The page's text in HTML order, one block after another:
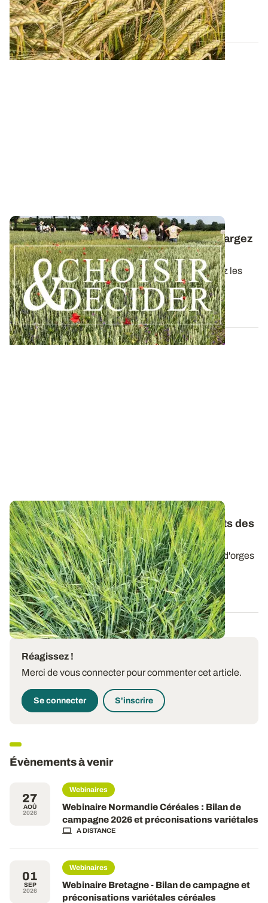
13 FÉVR. 2026
Céréales à paille conduites en bio : téléchargez
la synthèse des essais 2025
Dans ce nouveau guide Choisir & Décider, retrouvez les
résultats des essais du réseau...
09 DÉC. 2025
Orges de printemps : les premiers résultats des
essais variétés 2025
Retrouvez les résultats de rendement des variétés d'orges
de printemps évaluées en 2025...
29 SEPT. 2025
Réagissez !
Merci de vous connecter pour commenter cet article.
Se connecter S'inscrire
Évènements à venir
27
AOÛ
2026
Webinaires
Webinaire Normandie Céréales : Bilan de
campagne 2026 et préconisations variétales
A DISTANCE
01
SEP
2026
Webinaires
Webinaire Bretagne - Bilan de campagne et
préconisations variétales céréales